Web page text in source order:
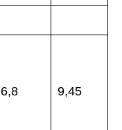
6,8 9,45